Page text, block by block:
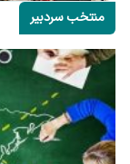
منتخب سردبیر